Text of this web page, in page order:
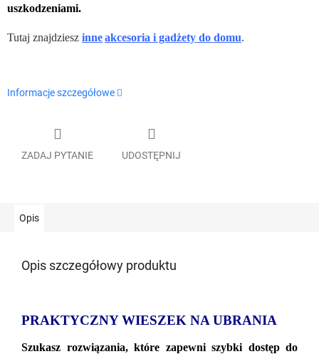
uszkodzeniami.
Tutaj znajdziesz inneakcesoria i gadżety do domu.
Informacje szczegółowe
ZADAJ PYTANIE UDOSTĘPNIJ
Opis
Opis szczegółowy produktu
PRAKTYCZNY WIESZEK NA UBRANIA
Szukasz rozwiązania, które zapewni szybki dostęp do